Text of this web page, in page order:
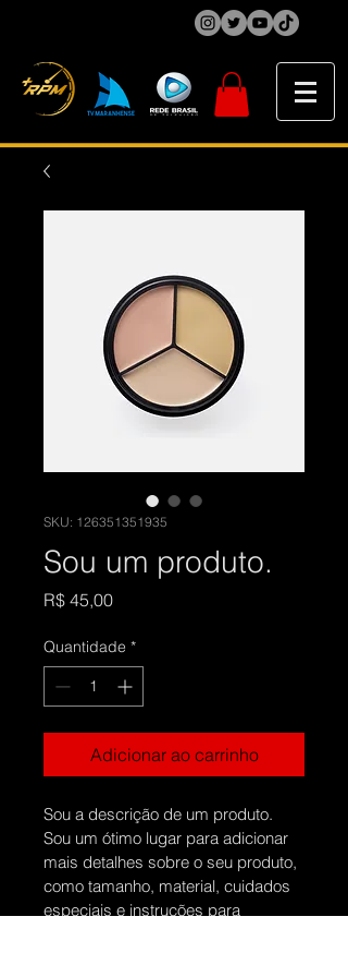
SKU: 126351351935
Sou um produto.
R$ 45,00Preço
Quantidade *
Adicionar ao carrinho
Sou a descrição de um produto.
Sou um ótimo lugar para adicionar
mais detalhes sobre o seu produto,
como tamanho, material, cuidados
especiais e instruções para